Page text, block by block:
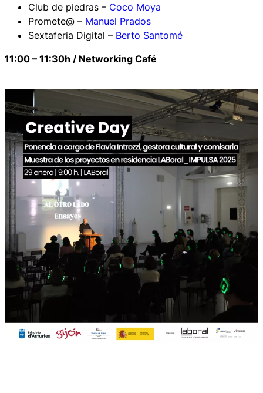
Club de piedras – Coco Moya
Promete@ – Manuel Prados
Sextaferia Digital – Berto Santomé
11:00 – 11:30h / Networking Café